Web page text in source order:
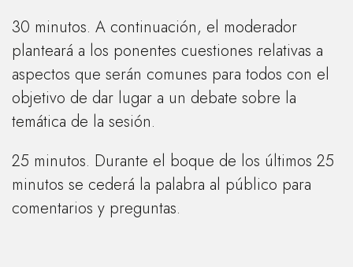
30 minutos. A continuación, el moderador
planteará a los ponentes cuestiones relativas a
aspectos que serán comunes para todos con el
objetivo de dar lugar a un debate sobre la
temática de la sesión.
25 minutos. Durante el boque de los últimos 25
minutos se cederá la palabra al público para
comentarios y preguntas.